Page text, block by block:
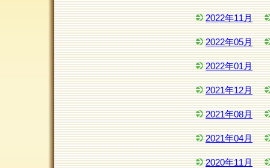
2022年11月
2022年05月
2022年01月
2021年12月
2021年08月
2021年04月
2020年11月